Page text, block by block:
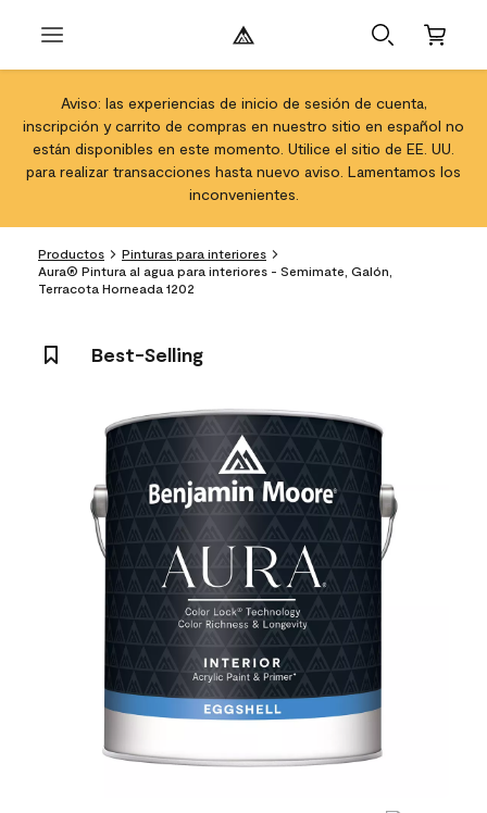
Aviso: las experiencias de inicio de sesión de cuenta,
inscripción y carrito de compras en nuestro sitio en español no
están disponibles en este momento. Utilice el sitio de EE. UU.
para realizar transacciones hasta nuevo aviso. Lamentamos los
inconvenientes.
Productos
Pinturas para interiores
Aura® Pintura al agua para interiores - Semimate, Galón,
Terracota Horneada 1202
Best-Selling